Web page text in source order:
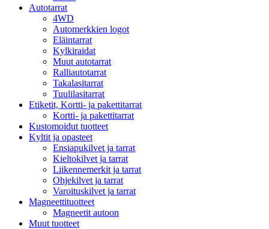
Autotarrat
4WD
Automerkkien logot
Eläintarrat
Kylkiraidat
Muut autotarrat
Ralliautotarrat
Takalasitarrat
Tuulilasitarrat
Etiketit, Kortti- ja pakettitarrat
Kortti- ja pakettitarrat
Kustomoidut tuotteet
Kyltit ja opasteet
Ensiapukilvet ja tarrat
Kieltokilvet ja tarrat
Liikennemerkit ja tarrat
Ohjekilvet ja tarrat
Varoituskilvet ja tarrat
Magneettituotteet
Magneetit autoon
Muut tuotteet